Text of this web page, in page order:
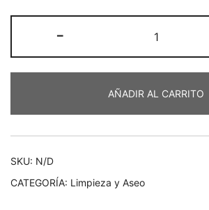
-
Clean
Power
Cloro
cantidad
AÑADIR AL CARRITO
SKU: N/D
CATEGORÍA: Limpieza y Aseo